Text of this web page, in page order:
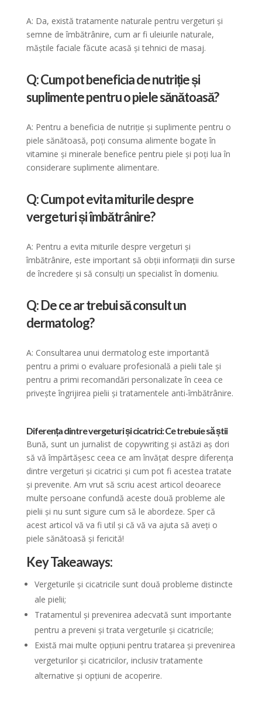
A: Da, există tratamente naturale pentru vergeturi și
semne de îmbătrânire, cum ar fi uleiurile naturale,
măștile faciale făcute acasă și tehnici de masaj.
Q: Cum pot beneficia de nutriție și
suplimente pentru o piele sănătoasă?
A: Pentru a beneficia de nutriție și suplimente pentru o
piele sănătoasă, poți consuma alimente bogate în
vitamine și minerale benefice pentru piele și poți lua în
considerare suplimente alimentare.
Q: Cum pot evita miturile despre
vergeturi și îmbătrânire?
A: Pentru a evita miturile despre vergeturi și
îmbătrânire, este important să obții informații din surse
de încredere și să consulți un specialist în domeniu.
Q: De ce ar trebui să consult un
dermatolog?
A: Consultarea unui dermatolog este importantă
pentru a primi o evaluare profesională a pielii tale și
pentru a primi recomandări personalizate în ceea ce
privește îngrijirea pielii și tratamentele anti-îmbătrânire.
Diferența dintre vergeturi și cicatrici: Ce trebuie să știi
Bună, sunt un jurnalist de copywriting și astăzi aș dori
să vă împărtășesc ceea ce am învățat despre diferența
dintre vergeturi și cicatrici și cum pot fi acestea tratate
și prevenite. Am vrut să scriu acest articol deoarece
multe persoane confundă aceste două probleme ale
pielii și nu sunt sigure cum să le abordeze. Sper că
acest articol vă va fi util și că vă va ajuta să aveți o
piele sănătoasă și fericită!
Key Takeaways:
Vergeturile și cicatricile sunt două probleme distincte
ale pielii;
Tratamentul și prevenirea adecvată sunt importante
pentru a preveni și trata vergeturile și cicatricile;
Există mai multe opțiuni pentru tratarea și prevenirea
vergeturilor și cicatricilor, inclusiv tratamente
alternative și opțiuni de acoperire.